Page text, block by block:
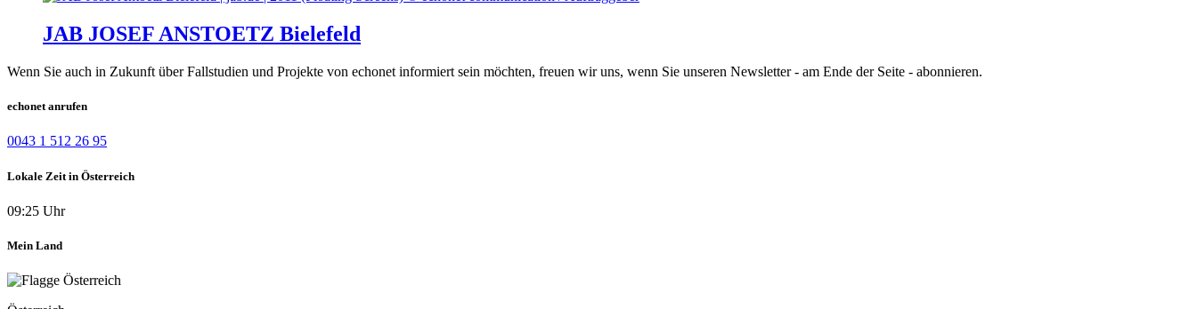
JAB JOSEF ANSTOETZ Bielefeld
Wenn Sie auch in Zukunft über Fallstudien und Projekte von echonet informiert sein möchten, freuen wir uns, wenn Sie unseren Newsletter - am Ende der Seite - abonnieren.
echonet anrufen
0043 1 512 26 95
Lokale Zeit in Österreich
09:25 Uhr
Mein Land